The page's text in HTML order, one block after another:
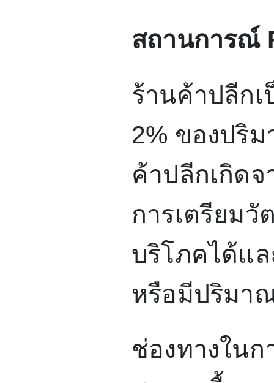
สถานการณ์
ร้านค้าปลีก
2% ของปริ
ค้าปลีกเกิด
การเตรียมวั
บริโภคได้แล
หรือมีปริมา
ช่องทางใน